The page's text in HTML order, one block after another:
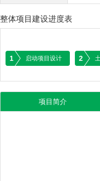
整体项目建设进度表
1 启动项目设计 2
项目简介